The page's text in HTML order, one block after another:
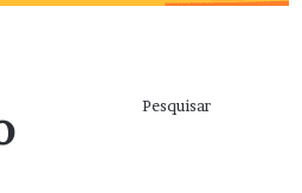
Pesquisar